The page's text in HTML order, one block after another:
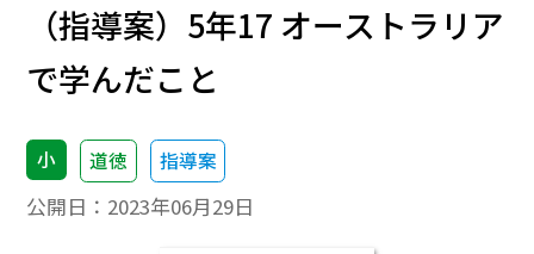
（指導案）5年17 オーストラリア
で学んだこと
小 道徳 指導案
公開日： 2023年06月29日